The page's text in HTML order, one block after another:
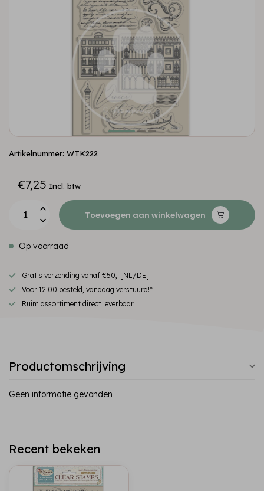
Artikelnummer: WTK222
€7,25 Incl. btw
Toevoegen aan winkelwagen
Op voorraad
Gratis verzending vanaf €50,-[NL/DE]
Voor 12:00 besteld, vandaag verstuurd!*
Ruim assortiment direct leverbaar
Productomschrijving
Geen informatie gevonden
Recent bekeken